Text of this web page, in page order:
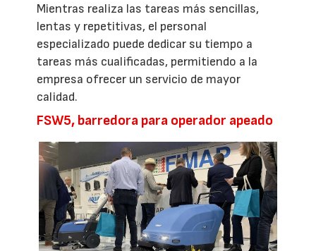
Mientras realiza las tareas más sencillas,
lentas y repetitivas, el personal
especializado puede dedicar su tiempo a
tareas más cualificadas, permitiendo a la
empresa ofrecer un servicio de mayor
calidad.
FSW5, barredora para operador apeado